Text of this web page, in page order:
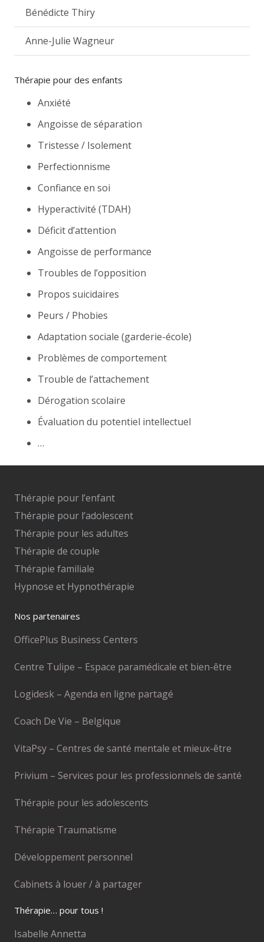
Bénédicte Thiry
Anne-Julie Wagneur
Thérapie pour des enfants
Anxiété
Angoisse de séparation
Tristesse / Isolement
Perfectionnisme
Confiance en soi
Hyperactivité (TDAH)
Déficit d’attention
Angoisse de performance
Troubles de l’opposition
Propos suicidaires
Peurs / Phobies
Adaptation sociale (garderie-école)
Problèmes de comportement
Trouble de l’attachement
Dérogation scolaire
Évaluation du potentiel intellectuel
…
Thérapie pour l’enfant
Thérapie pour l’adolescent
Thérapie pour les adultes
Thérapie de couple
Thérapie familiale
Hypnose et Hypnothérapie
Nos partenaires
OfficePlus Business Centers
Centre Tulipe – Espace paramédicale et bien-être
Logidesk – Agenda en ligne partagé
Coach De Vie – Belgique
VitaPsy – Centres de santé mentale et mieux-être
Privium – Services pour les professionnels de santé
Thérapie pour les adolescents
Thérapie Traumatisme
Développement personnel
Cabinets à louer / à partager
Thérapie… pour tous !
Isabelle Annetta